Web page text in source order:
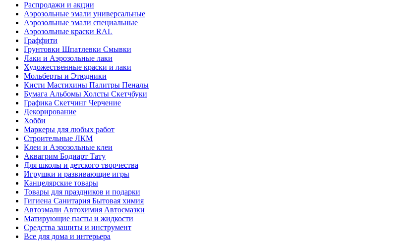
Распродажи и акции
Аэрозольные эмали универсальные
Аэрозольные эмали специальные
Аэрозольные краски RAL
Граффити
Грунтовки Шпатлевки Смывки
Лаки и Аэрозольные лаки
Художественные краски и лаки
Мольберты и Этюдники
Кисти Мастихины Палитры Пеналы
Бумага Альбомы Холсты Скетчбуки
Графика Скетчинг Черчение
Декорирование
Хобби
Маркеры для любых работ
Строительные ЛКМ
Клеи и Аэрозольные клеи
Аквагрим Бодиарт Тату
Для школы и детского творчества
Игрушки и развивающие игры
Канцелярские товары
Товары для праздников и подарки
Гигиена Санитария Бытовая химия
Автоэмали Автохимия Автосмазки
Матирующие пасты и жидкости
Средства защиты и инструмент
Все для дома и интерьера